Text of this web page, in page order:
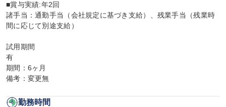
■賞与実績:年2回
諸手当：通勤手当（会社規定に基づき支給）、残業手当（残業時
間に応じて別途支給）
試用期間
有
期間：6ヶ月
備考：変更無
勤務時間